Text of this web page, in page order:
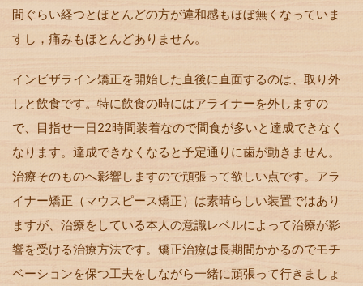
間ぐらい経つとほとんどの方が違和感もほぼ無くなっていま
すし，痛みもほとんどありません。
インビザライン矯正を開始した直後に直面するのは、取り外
しと飲食です。特に飲食の時にはアライナーを外しますの
で、目指せ一日22時間装着なので間食が多いと達成できなく
なります。達成できなくなると予定通りに歯が動きません。
治療そのものへ影響しますので頑張って欲しい点です。アラ
イナー矯正（マウスピース矯正）は素晴らしい装置ではあり
ますが、治療をしている本人の意識レベルによって治療が影
響を受ける治療方法です。矯正治療は長期間かかるのでモチ
ベーションを保つ工夫をしながら一緒に頑張って行きましょ